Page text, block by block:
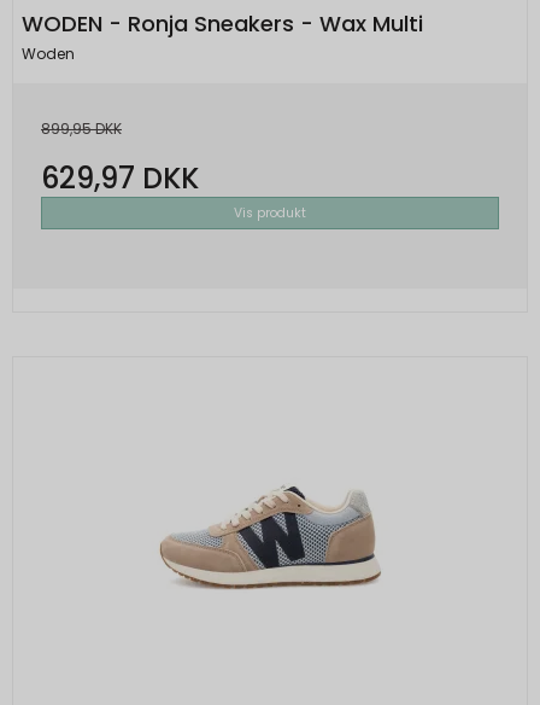
WODEN - Ronja Sneakers - Wax Multi
Woden
899,95 DKK
629,97 DKK
Vis produkt